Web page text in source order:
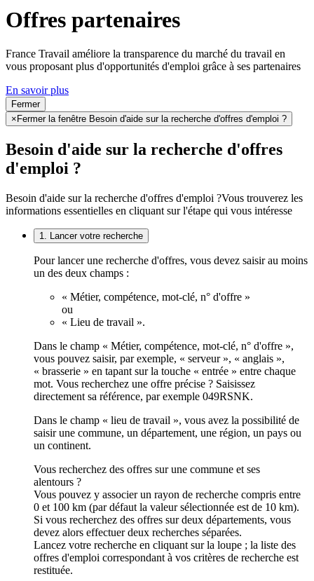
Offres partenaires
France Travail améliore la transparence du marché du travail en
vous proposant plus d'opportunités d'emploi grâce à ses partenaires
En savoir plus
Fermer
× Fermer la fenêtre Besoin d'aide sur la recherche d'offres d'emploi ?
Besoin d'aide sur la recherche d'offres
d'emploi ?
Besoin d'aide sur la recherche d'offres d'emploi ?Vous trouverez les
informations essentielles en cliquant sur l'étape qui vous intéresse
1. Lancer votre recherche
Pour lancer une recherche d'offres, vous devez saisir au moins
un des deux champs :
« Métier, compétence, mot-clé, n° d'offre »
ou
« Lieu de travail ».
Dans le champ « Métier, compétence, mot-clé, n° d'offre »,
vous pouvez saisir, par exemple, « serveur », « anglais »,
« brasserie » en tapant sur la touche « entrée » entre chaque
mot. Vous recherchez une offre précise ? Saisissez
directement sa référence, par exemple 049RSNK.
Dans le champ « lieu de travail », vous avez la possibilité de
saisir une commune, un département, une région, un pays ou
un continent.
Vous recherchez des offres sur une commune et ses
alentours ?
Vous pouvez y associer un rayon de recherche compris entre
0 et 100 km (par défaut la valeur sélectionnée est de 10 km).
Si vous recherchez des offres sur deux départements, vous
devez alors effectuer deux recherches séparées.
Lancez votre recherche en cliquant sur la loupe ; la liste des
offres d'emploi correspondant à vos critères de recherche est
restituée.